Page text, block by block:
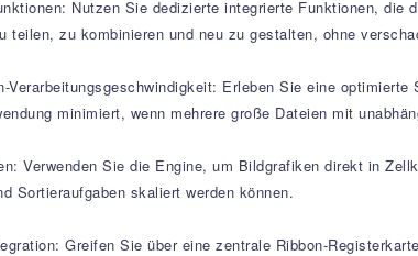
Nutzen Sie dedizierte integrierte Funktionen,
teilen, zu kombinieren und neu zu gestalten, ohne
Verarbeitungsgeschwindigkeit: Erleben Sie eine
minimiert, wenn mehrere große Dateien mit
Verwenden Sie die Engine, um Bildgrafiken direkt in
Sortieraufgaben skaliert werden können.
Greifen Sie über eine zentrale Ribbon-